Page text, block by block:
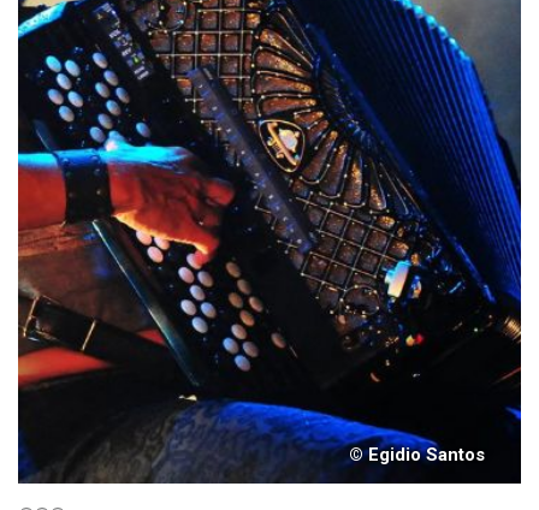
© Egidio Santos